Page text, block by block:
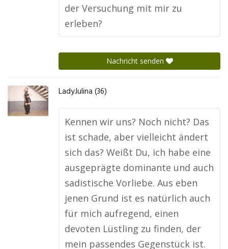
der Versuchung mit mir zu
erleben?
Nachricht senden
LadyJulina (36)
Kennen wir uns? Noch nicht? Das
ist schade, aber vielleicht ändert
sich das? Weißt Du, ich habe eine
ausgeprägte dominante und auch
sadistische Vorliebe. Aus eben
jenen Grund ist es natürlich auch
für mich aufregend, einen
devoten Lüstling zu finden, der
mein passendes Gegenstück ist.